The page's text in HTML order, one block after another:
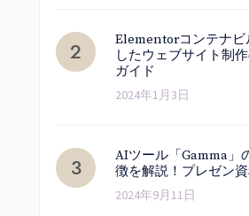
Elementorコンテナビ
したウェブサイト制
ガイド
2024年1月3日
AIツール「Gamma」
徴を解説！プレゼン
2024年9月11日